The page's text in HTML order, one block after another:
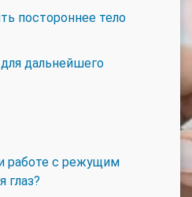
постороннее тело
дальнейшего
работе с режущим
глаз?